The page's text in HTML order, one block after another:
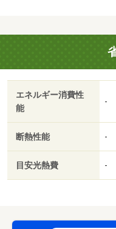
岡南小学校（小学校）
校（中学校）まで１６
新保保育（幼稚園・保
南高校（高校・高専）
所）まで２４０２ｍ／
５ｍ/賃貸戸数:15戸
エネルギー消費性
能
-
断熱性能 -
目安光熱費 -